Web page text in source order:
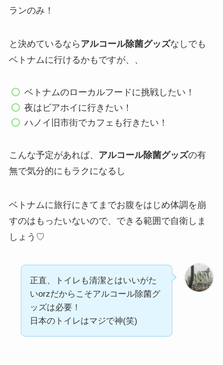
ランのみ！
と決めているなら アルコール除菌グッズなしでも
ベトナムに行けるかもですが、、
ベトナムのローカルフードに挑戦したい！
夜はビアホイに行きたい！
ハノイ旧市街でカフェも行きたい！
こんな予定があれば、 アルコール除菌グッズの有
無で気分的にもラクになるし
ベトナムに旅行にきてまでお腹をはじめ体調を崩
すのはもったいないので、できる範囲で自衛しま
しょう♡
正直、トイレも清潔とはいいがた
いorzだからこそアルコール除菌グ
ッズは必要！
日本のトイレはマジで神(笑)